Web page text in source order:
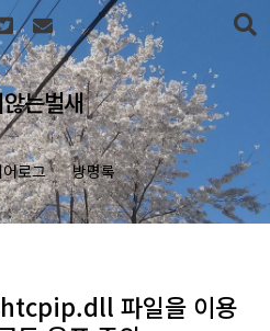
는벌새
로그 방명록
파일을 이용